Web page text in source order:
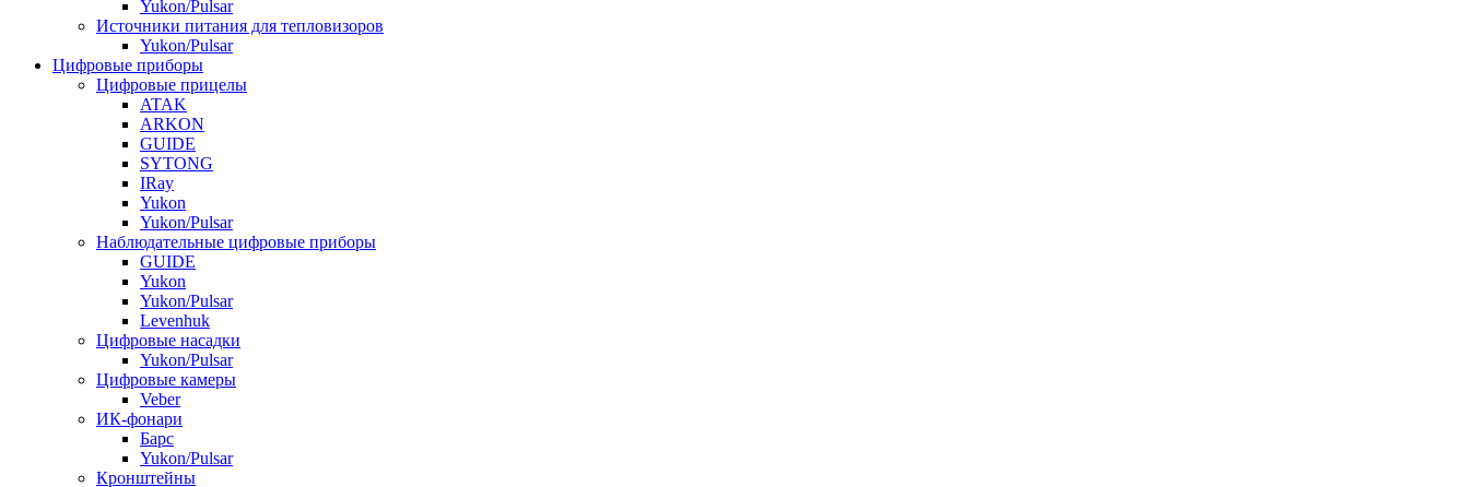
Yukon/Pulsar
Источники питания для тепловизоров
Yukon/Pulsar
Цифровые приборы
Цифровые прицелы
ATAK
ARKON
GUIDE
SYTONG
IRay
Yukon
Yukon/Pulsar
Наблюдательные цифровые приборы
GUIDE
Yukon
Yukon/Pulsar
Levenhuk
Цифровые насадки
Yukon/Pulsar
Цифровые камеры
Veber
ИК-фонари
Барс
Yukon/Pulsar
Кронштейны